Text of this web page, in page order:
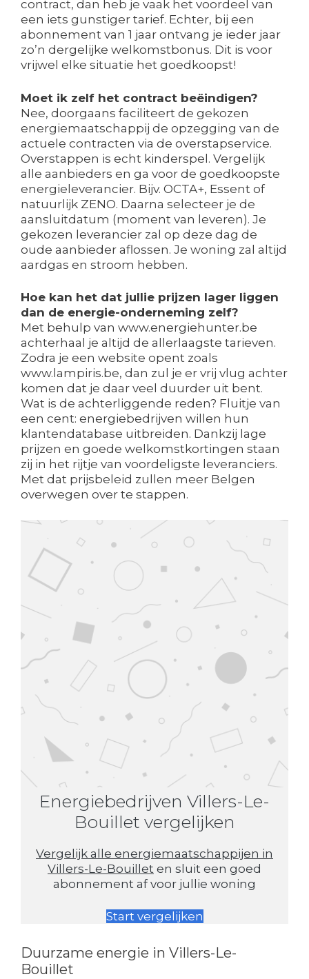
contract, dan heb je vaak het voordeel van
een iets gunstiger tarief. Echter, bij een
abonnement van 1 jaar ontvang je ieder jaar
zo’n dergelijke welkomstbonus. Dit is voor
vrijwel elke situatie het goedkoopst!
Moet ik zelf het contract beëindigen?
Nee, doorgaans faciliteert de gekozen
energiemaatschappij de opzegging van de
actuele contracten via de overstapservice.
Overstappen is echt kinderspel. Vergelijk
alle aanbieders en ga voor de goedkoopste
energieleverancier. Bijv. OCTA+, Essent of
natuurlijk ZENO. Daarna selecteer je de
aansluitdatum (moment van leveren). Je
gekozen leverancier zal op deze dag de
oude aanbieder aflossen. Je woning zal altijd
aardgas en stroom hebben.
Hoe kan het dat jullie prijzen lager liggen
dan de energie-onderneming zelf?
Met behulp van www.energiehunter.be
achterhaal je altijd de allerlaagste tarieven.
Zodra je een website opent zoals
www.lampiris.be, dan zul je er vrij vlug achter
komen dat je daar veel duurder uit bent.
Wat is de achterliggende reden? Fluitje van
een cent: energiebedrijven willen hun
klantendatabase uitbreiden. Dankzij lage
prijzen en goede welkomstkortingen staan
zij in het rijtje van voordeligste leveranciers.
Met dat prijsbeleid zullen meer Belgen
overwegen over te stappen.
Energiebedrijven Villers-Le-
Bouillet vergelijken
Vergelijk alle energiemaatschappijen in
Villers-Le-Bouillet en sluit een goed
abonnement af voor jullie woning
Start vergelijken
Duurzame energie in Villers-Le-
Bouillet